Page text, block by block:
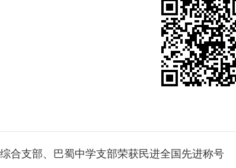
合支部、巴蜀中学支部荣获民进全国先进称号